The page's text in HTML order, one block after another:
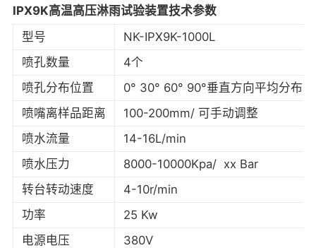
IPX9K高温高压淋雨试验装置技术参数
型号
NK-IPX9K-1000L
喷孔数量
4个
喷孔分布位置
0° 30° 60° 90°垂直方向平均分布
喷嘴离样品距离
100-200mm/ 可手动调整
喷水流量
14-16L/min
喷水压力
8000-10000Kpa/ xx Bar
转台转动速度
4-10r/min
功率
25 Kw
电源电压
380V